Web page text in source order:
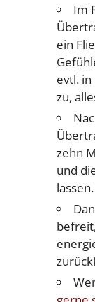
Im
ein
evtl. in
zu,
zehn
und
lassen.